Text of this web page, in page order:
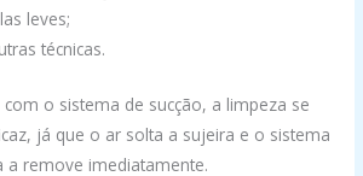
leves;
técnicas.
o sistema de sucção, a limpeza se
já que o ar solta a sujeira e o sistema
a remove imediatamente.